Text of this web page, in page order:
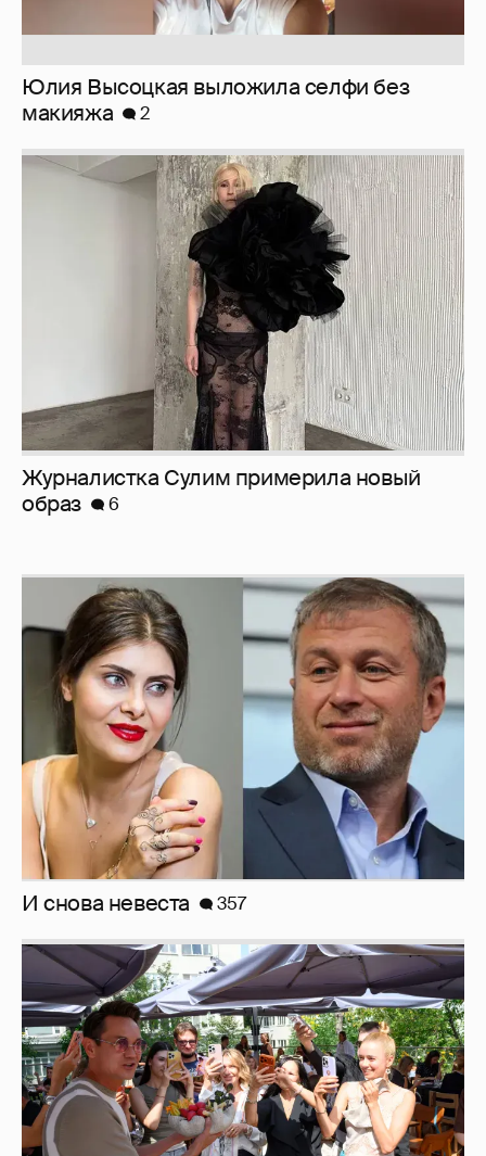
Журналистка Сулим примерила новый
И снова невеста 357
Анастасия Гребенкина, Женя Малахова,
Оксана Русланова и другие гости
фестиваля «Баланс вкуса и ритма»:
рассматриваем летние образы